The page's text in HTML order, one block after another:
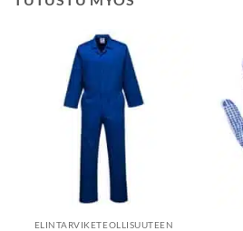
ELINTARVIKETEOLLISUUTEEN